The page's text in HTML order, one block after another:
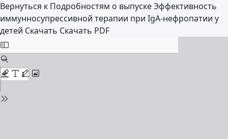
Вернуться к Подробностям о выпускеЭффективность
иммунносупрессивной терапии при IgA-нефропатии у
детей Скачать Скачать PDF